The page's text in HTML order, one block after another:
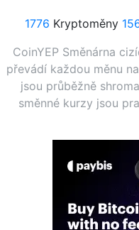
1776 Kryptoměny
CoinYEP Směnárna
převádí každou měnu
jsou průběžně
směnné kurzy jsou